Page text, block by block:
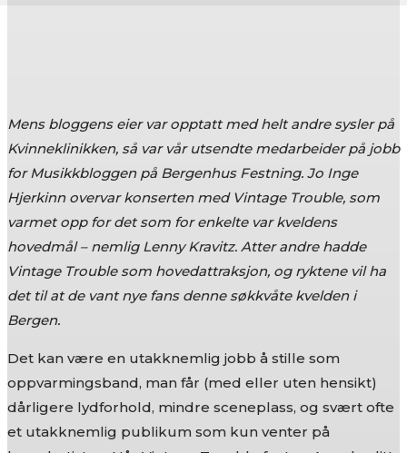
Mens bloggens eier var opptatt med helt andre sysler på
Kvinneklinikken, så var vår utsendte medarbeider på jobb
for Musikkbloggen på Bergenhus Festning. Jo Inge
Hjerkinn overvar konserten med Vintage Trouble, som
varmet opp for det som for enkelte var kveldens
hovedmål – nemlig Lenny Kravitz. Atter andre hadde
Vintage Trouble som hovedattraksjon, og ryktene vil ha
det til at de vant nye fans denne søkkvåte kvelden i
Bergen.
Det kan være en utakknemlig jobb å stille som
oppvarmingsband, man får (med eller uten hensikt)
dårligere lydforhold, mindre sceneplass, og svært ofte
et utakknemlig publikum som kun venter på